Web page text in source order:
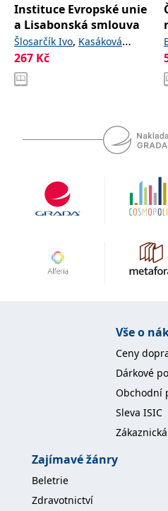
Instituce Evropské unie
a Lisabonská smlouva
Šlosarčík Ivo, Kasáková
Zuzana,
267 Kč
Vše o
Ceny
Dárkové
Obchodní
Sleva ISIC
Zajímavé žánry
Beletrie
Zdravotnictví